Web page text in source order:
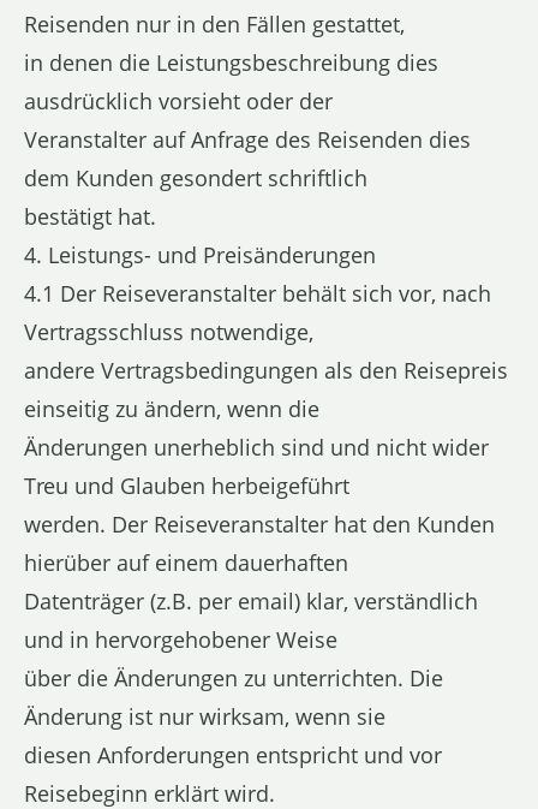
Reisenden nur in den Fällen gestattet,
in denen die Leistungsbeschreibung dies
ausdrücklich vorsieht oder der
Veranstalter auf Anfrage des Reisenden dies
dem Kunden gesondert schriftlich
bestätigt hat.
4. Leistungs- und Preisänderungen
4.1 Der Reiseveranstalter behält sich vor, nach
Vertragsschluss notwendige,
andere Vertragsbedingungen als den Reisepreis
einseitig zu ändern, wenn die
Änderungen unerheblich sind und nicht wider
Treu und Glauben herbeigeführt
werden. Der Reiseveranstalter hat den Kunden
hierüber auf einem dauerhaften
Datenträger (z.B. per email) klar, verständlich
und in hervorgehobener Weise
über die Änderungen zu unterrichten. Die
Änderung ist nur wirksam, wenn sie
diesen Anforderungen entspricht und vor
Reisebeginn erklärt wird.